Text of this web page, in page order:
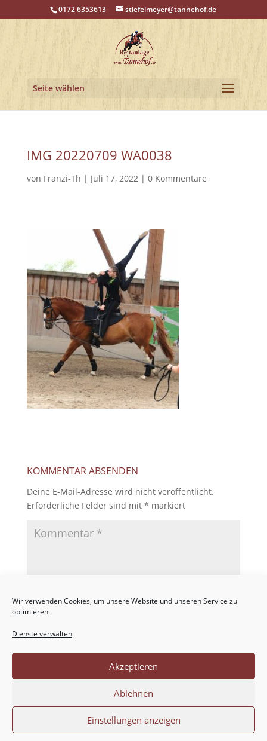
Wir verwenden Cookies, um unsere Website und unseren Service zu
optimieren.
Dienste verwalten
Akzeptieren
Ablehnen
Einstellungen anzeigen
0172 6353613 stiefelmeyer@tannehof.de
Seite wählen
IMG 20220709 WA0038
von Franzi-Th | Juli 17, 2022| 0 Kommentare
KOMMENTAR ABSENDEN
Deine E-Mail-Adresse wird nicht veröffentlicht.
Erforderliche Felder sind mit * markiert